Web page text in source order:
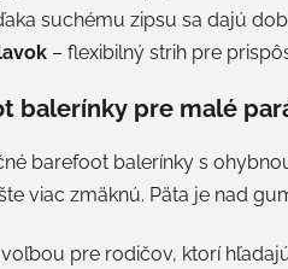
suchému zipsu sa dajú
– flexibilný strih pre
balerínky pre malé
barefoot balerínky s
viac zmäknú. Päta je nad
pre rodičov, ktorí